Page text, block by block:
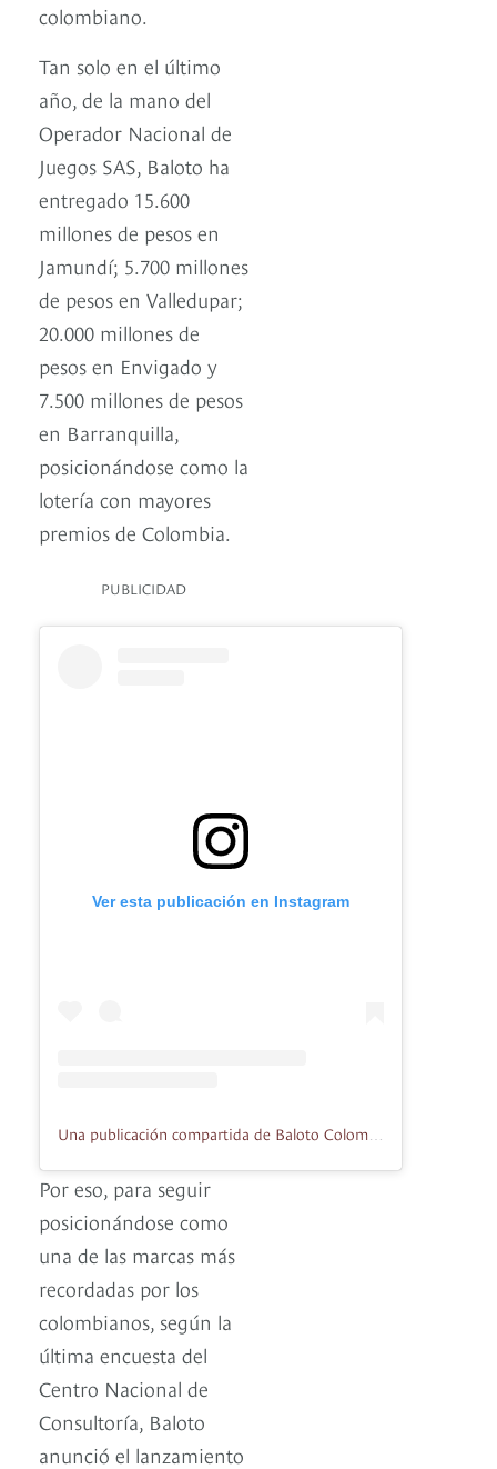
colombiano.
Tan solo en el último
año, de la mano del
Operador Nacional de
Juegos SAS, Baloto ha
entregado 15.600
millones de pesos en
Jamundí; 5.700 millones
de pesos en Valledupar;
20.000 millones de
pesos en Envigado y
7.500 millones de pesos
en Barranquilla,
posicionándose como la
lotería con mayores
premios de Colombia.
PUBLICIDAD
Ver esta publicación en Instagram
Por eso, para seguir
posicionándose como
una de las marcas más
recordadas por los
colombianos, según la
última encuesta del
Centro Nacional de
Consultoría, Baloto
anunció el lanzamiento